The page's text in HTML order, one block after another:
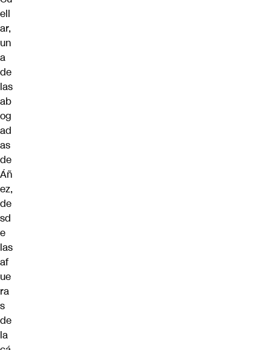
ell
ar,
un
a
de
las
ab
og
ad
as
de
Áñ
ez,
de
sd
e
las
af
ue
ra
s
de
la